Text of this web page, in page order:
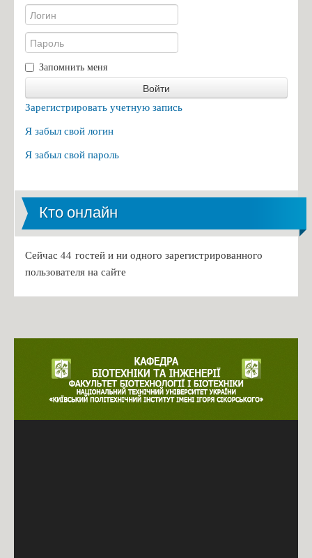
Контакты
Разработки
Научные разработки Костик Сергей Игоревич
Запомнить меня
Войти
Зарегистрировать учетную запись
Я забыл свой логин
Я забыл свой пароль
Кто онлайн
Сейчас 44 гостей и ни одного зарегистрированного
пользователя на сайте